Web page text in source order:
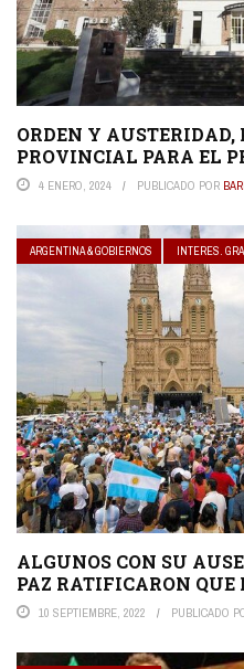
ORDEN Y AUSTERIDAD,
PROVINCIAL PARA EL
4 ENERO, 2024 PUBLICADO POR
ARGENTINA & GOBIERNOS INTERES.
ALGUNOS CON SU
PAZ RATIFICARON QUE
10 SEPTIEMBRE, 2022 PUBLICADO